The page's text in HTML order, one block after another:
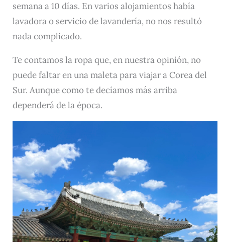
semana a 10 días. En varios alojamientos había
lavadora o servicio de lavandería, no nos resultó
nada complicado.
Te contamos la ropa que, en nuestra opinión, no
puede faltar en una maleta para viajar a Corea del
Sur. Aunque como te decíamos más arriba
dependerá de la época.